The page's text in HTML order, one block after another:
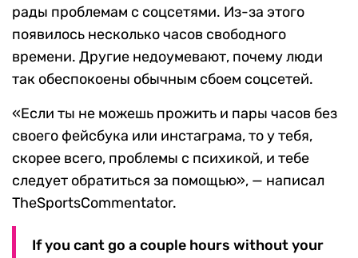
рады проблемам с соцсетями. Из-за этого
появилось несколько часов свободного
времени. Другие недоумевают, почему люди
так обеспокоены обычным сбоем соцсетей.
«Если ты не можешь прожить и пары часов без
своего фейсбука или инстаграма, то у тебя,
скорее всего, проблемы с психикой, и тебе
следует обратиться за помощью», — написал
TheSportsCommentator.
If you cant go a couple hours without your